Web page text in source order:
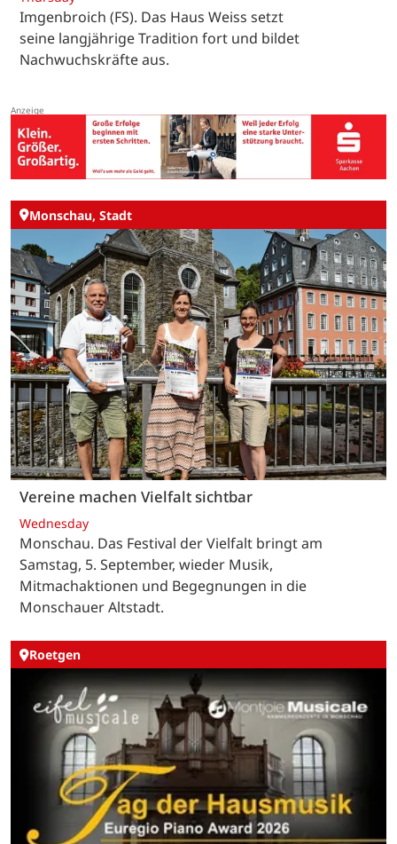
Imgenbroich (FS). Das Haus Weiss setzt
seine langjährige Tradition fort und bildet
Nachwuchskräfte aus.
Monschau, Stadt
Vereine machen Vielfalt sichtbar
Wednesday
Monschau. Das Festival der Vielfalt bringt am
Samstag, 5. September, wieder Musik,
Mitmachaktionen und Begegnungen in die
Monschauer Altstadt.
Roetgen